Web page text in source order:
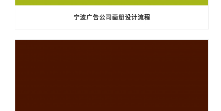
宁波广告公司画册设计流程